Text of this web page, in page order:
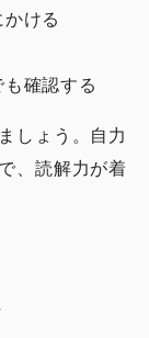
ける
確認する
しょう。自力
、読解力が着